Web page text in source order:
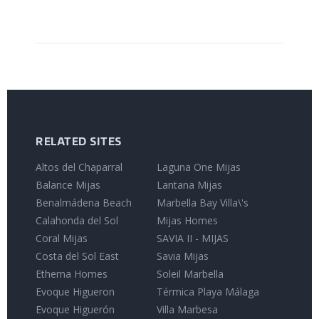
RELATED SITES
Altos del Chaparral
Balance Mijas
Benalmádena Beach
Calahonda del Sol
Coral Mijas
Costa del Sol East
Etherna Homes
Evoque Higueron
Evoque Higuerón
Laguna One Mijas
Lantana Mijas
Marbella Bay Villa\'s
Mijas Homes
SAVIA II - MIJAS
Savia Mijas
Soleil Marbella
Térmica Playa Málaga
Villa Marbesa